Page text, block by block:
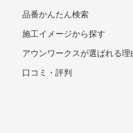
品番かんたん検索
施工イメージから探す
アウンワークスが選ばれる理
口コミ・評判